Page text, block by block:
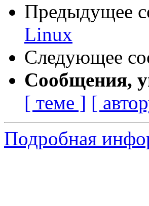
Предыдущее
Linux
Следующее
Сообщения,
[ теме ] [
Подробная